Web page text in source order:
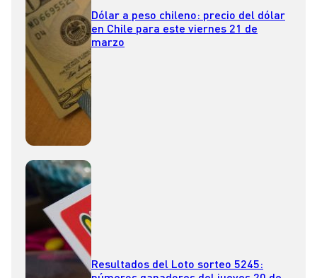
Dólar a peso chileno: precio del dólar
en Chile para este viernes 21 de
marzo
Resultados del Loto sorteo 5245: